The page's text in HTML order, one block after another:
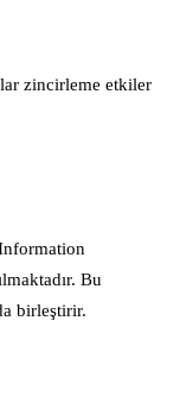
zincirleme etkiler
Bu
birleştirir.